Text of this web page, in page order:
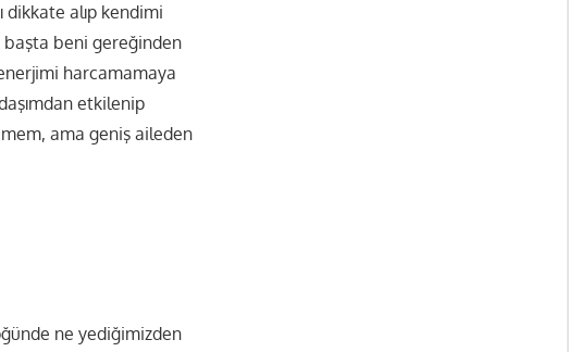
dikkate alıp kendimi
başta beni gereğinden
harcamamaya
etkilenip
ama geniş aileden
ne yediğimizden